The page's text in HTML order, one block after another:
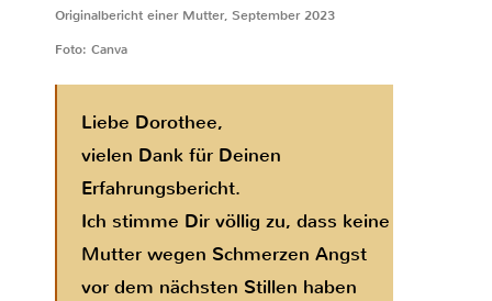
Originalbericht einer Mutter, September 2023
Foto: Canva
Liebe Dorothee,
vielen Dank für Deinen
Erfahrungsbericht.
Ich stimme Dir völlig zu, dass keine
Mutter wegen Schmerzen Angst
vor dem nächsten Stillen haben